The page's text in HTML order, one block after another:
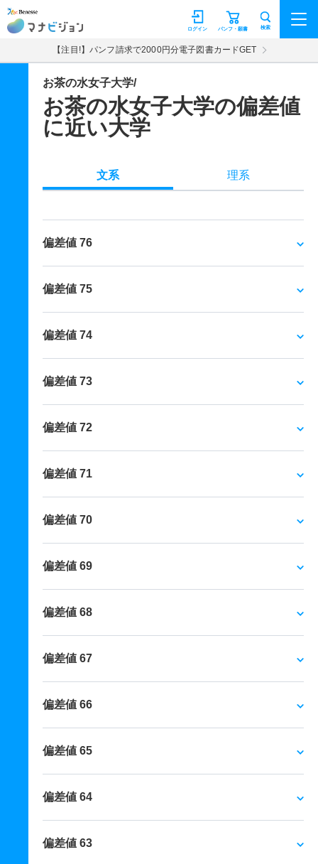
マナビジョン パンフ・願書
ログイン 検索
【注目!】パンフ請求で2000円分電子図書カードGET
お茶の水女子大学/
お茶の水女子大学の偏差値
に近い大学
文系 理系
偏差値 76
偏差値 75
偏差値 74
偏差値 73
偏差値 72
偏差値 71
偏差値 70
偏差値 69
偏差値 68
偏差値 67
偏差値 66
偏差値 65
偏差値 64
偏差値 63